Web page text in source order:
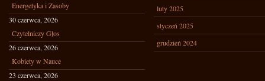
Energetyka i Zasoby
30 czerwca, 2026
Czytelniczy Głos
26 czerwca, 2026
Kobiety w Nauce
23 czerwca, 2026
luty 2025
styczeń 2025
grudzień 2024